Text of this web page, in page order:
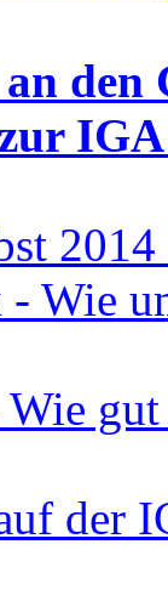
den
Wie
der